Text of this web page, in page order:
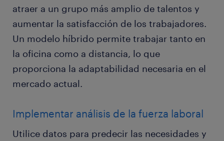
atraer a un grupo más amplio de talentos y
aumentar la satisfacción de los trabajadores.
Un modelo híbrido permite trabajar tanto en
la oficina como a distancia, lo que
proporciona la adaptabilidad necesaria en el
mercado actual.
Implementar análisis de la fuerza laboral
Utilice datos para predecir las necesidades y